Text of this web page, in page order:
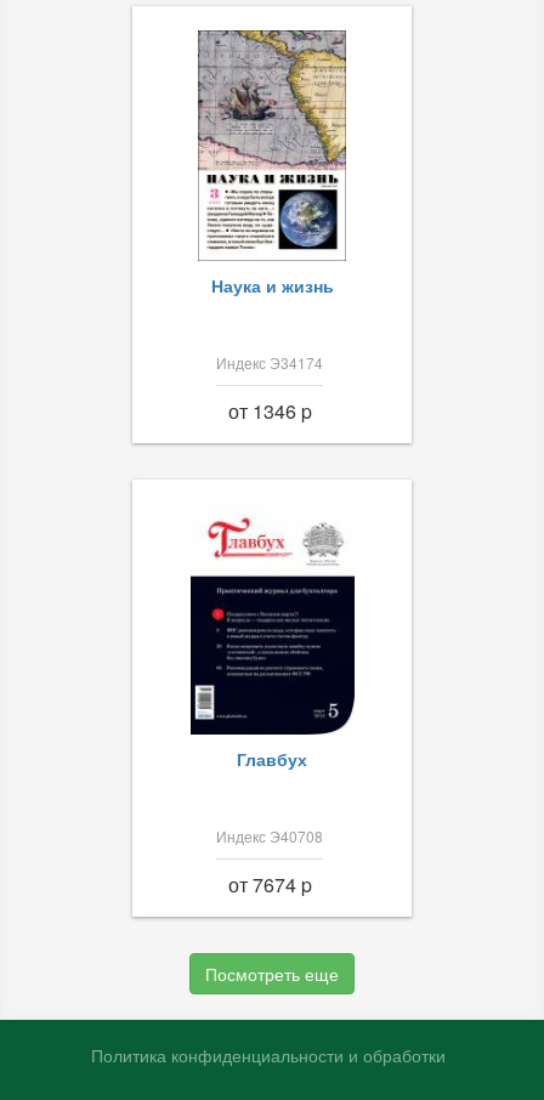
Наука и жизнь
Индекс Э34174
от 1346 p
Главбух
Индекс Э40708
от 7674 p
Посмотреть еще
Политика конфиденциальности и обработки